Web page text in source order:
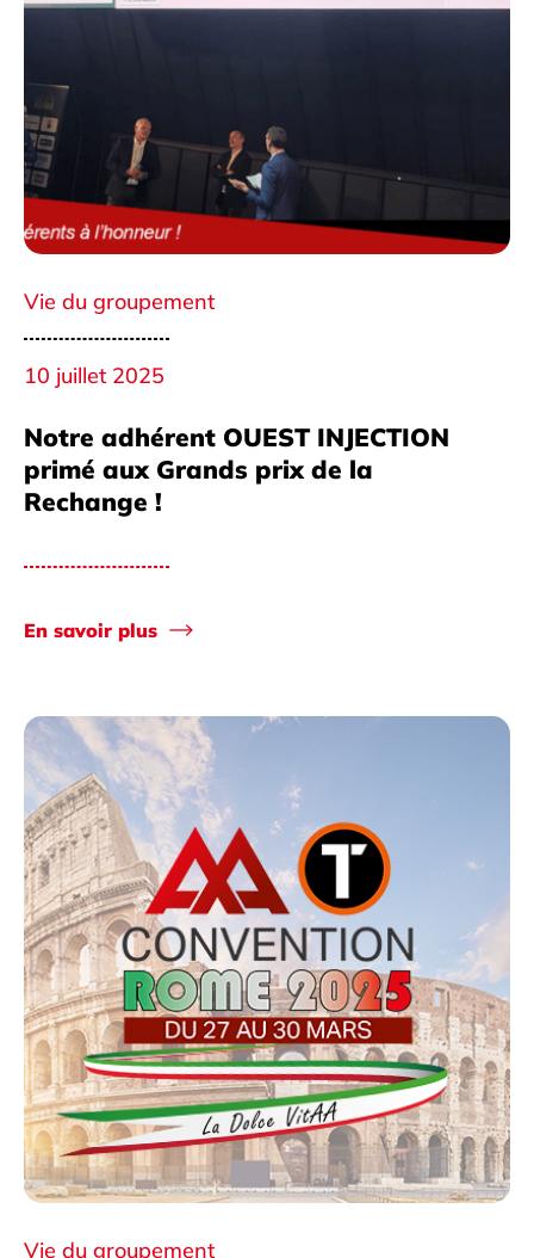
Vie du groupement
10 juillet 2025
Notre adhérent OUEST INJECTION
primé aux Grands prix de la
Rechange !
En savoir plus
Vie du groupement